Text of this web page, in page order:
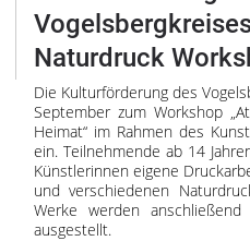
Naturdruck
Die Kulturförderung des
September zum Workshop
Heimat“ im Rahmen des
ein. Teilnehmende ab 14
Künstlerinnen eigene
und verschiedenen
Werke werden
ausgestellt.